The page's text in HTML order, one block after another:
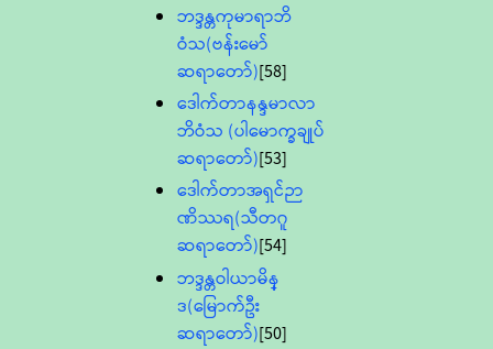
ဘဒ္ဒန္တကုမာရာဘိ
ဝံသ(ဗန်းမော်
ဆရာတော်)[58]
ဒေါက်တာနန္ဒမာလာ
ဘိဝံသ (ပါမောက္ခချုပ်
ဆရာတော်)[53]
ဒေါက်တာအရှင်ဉာ
ဏိဿရ(သီတဂူ
ဆရာတော်)[54]
ဘဒ္ဒန္တဝါယာမိန္
ဒ(မြောက်ဦး
ဆရာတော်)[50]